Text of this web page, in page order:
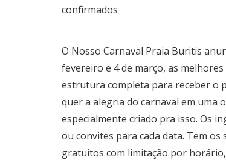
confirmados
O Nosso Carnaval Praia Buritis
fevereiro e 4 de março, as
estrutura completa para receber o
quer a alegria do carnaval em uma
especialmente criado pra isso. Os
ou convites para cada data. Tem
gratuitos com limitação por horário,